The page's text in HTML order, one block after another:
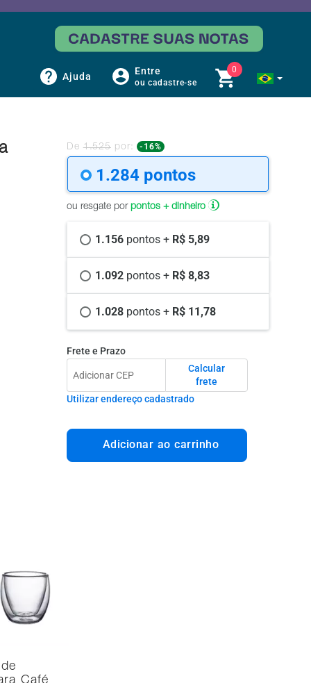
Ajuda Entre
ou cadastre-se
0
De 1.525 por: -16%
1.284 pontos
ou resgate por pontos + dinheiro
1.156 pontos + R$ 5,89
1.092 pontos + R$ 8,83
1.028 pontos + R$ 11,78
Frete e Prazo
Calcular
frete
Utilizar endereço cadastrado
Adicionar ao carrinho